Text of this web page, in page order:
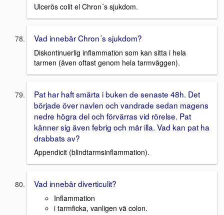
Ulcerös colit el Chron´s sjukdom.
Vad innebär Chron´s sjukdom?
Diskontinuerlig inflammation som kan sitta i hela
tarmen (även oftast genom hela tarmväggen).
Pat har haft smärta i buken de senaste 48h. Det
började över navlen och vandrade sedan magens
nedre högra del och förvärras vid rörelse. Pat
känner sig även febrig och mår illa. Vad kan pat ha
drabbats av?
Appendicit (blindtarmsinflammation).
Vad innebär diverticulit?
Inflammation
i tarmficka, vanligen vä colon.